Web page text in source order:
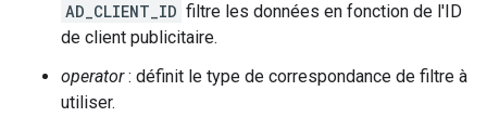
AD_CLIENT_ID filtre les données en fonction de l'ID
de client publicitaire.
operator: définit le type de correspondance de filtre à
utiliser.